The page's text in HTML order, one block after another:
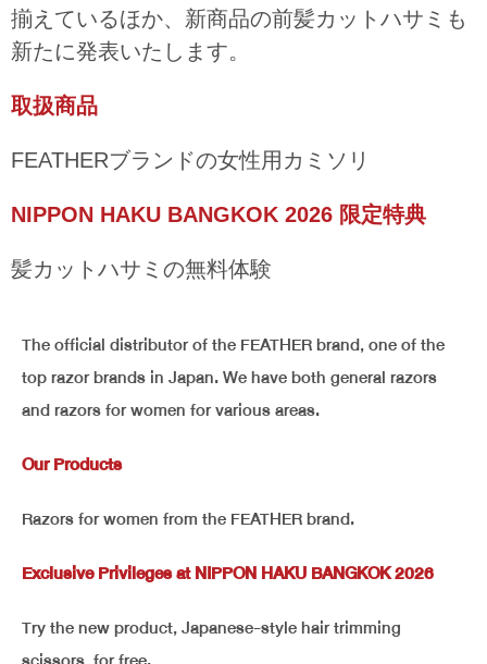
揃えているほか、新商品の前髪カットハサミも
新たに発表いたします。
取扱商品
FEATHERブランドの女性用カミソリ
NIPPON HAKU BANGKOK 2026 限定特典
髪カットハサミの無料体験
The official distributor of the FEATHER brand, one of the
top razor brands in Japan. We have both general razors
and razors for women for various areas.
Our Products
Razors for women from the FEATHER brand.
Exclusive Privileges at NIPPON HAKU BANGKOK 2026
Try the new product, Japanese-style hair trimming